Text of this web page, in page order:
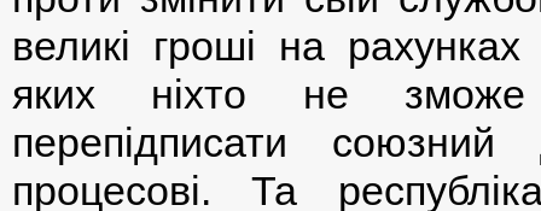
великі гроші на
яких ніхто не зможе
перепідписати
процесові. Та